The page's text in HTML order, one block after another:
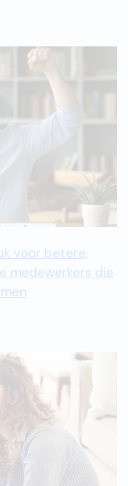
voor betere,
medewerkers die